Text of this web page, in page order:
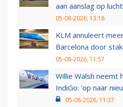
aan aanslag op
05-08-2026, 13:18
KLM annuleert
Barcelona door
05-08-2026, 11:57
Willie Walsh neemt
IndiGo: 'op naar
05-08-2026, 11:37